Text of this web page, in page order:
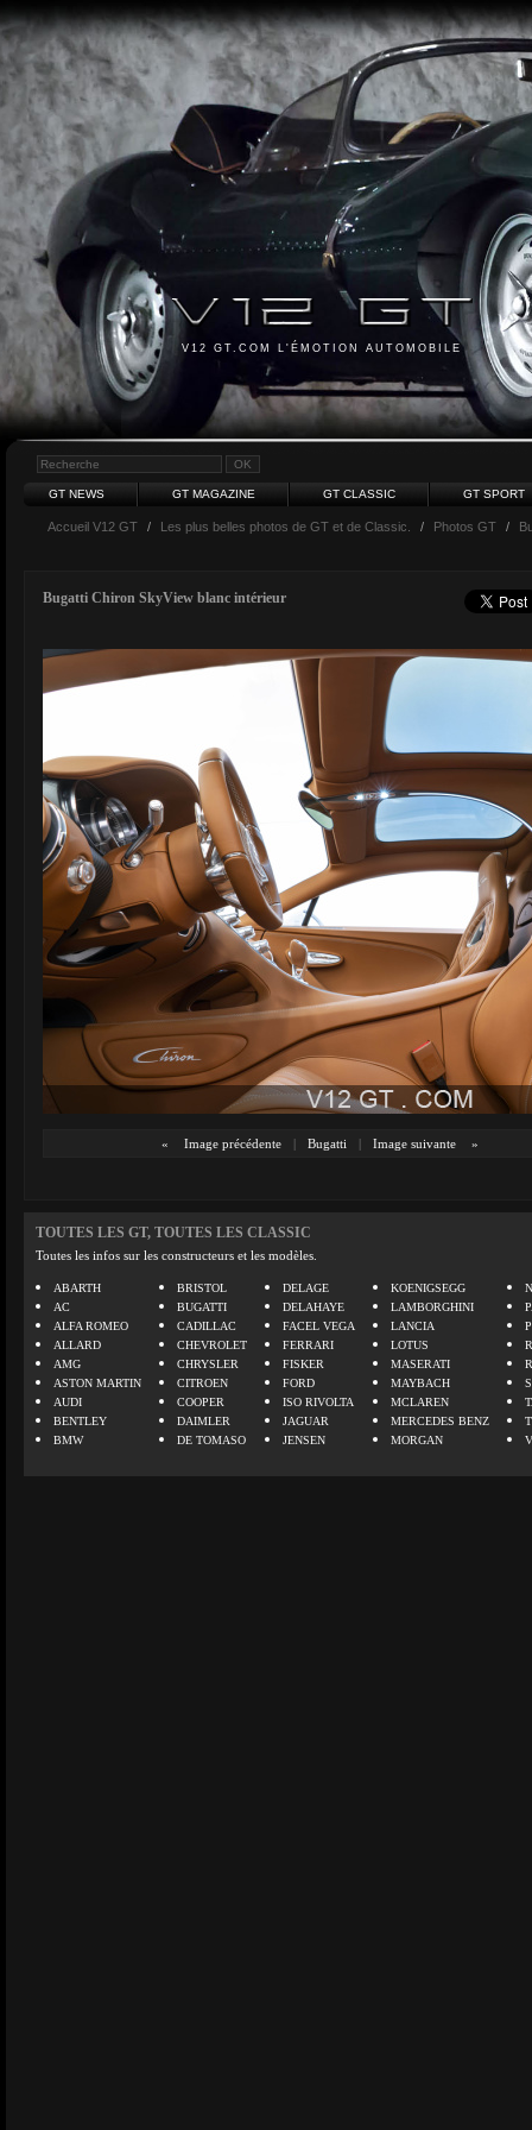
V12 GT.COM L'ÉMOTION AUTOMOBILE
GT NEWS GT MAGAZINE GT CLASSIC GT SPORT
Accueil V12 GT / Les plus belles photos de GT et de Classic. / Photos GT /
Bugatti Chiron SkyView blanc intérieur
« Image précédente | Bugatti | Image suivante »
TOUTES LES GT, TOUTES LES CLASSIC
Toutes les infos sur les constructeurs et les modèles.
ABARTH
AC
ALFA ROMEO
ALLARD
AMG
ASTON MARTIN
AUDI
BENTLEY
BMW
BRISTOL
BUGATTI
CADILLAC
CHEVROLET
CHRYSLER
CITROEN
COOPER
DAIMLER
DE TOMASO
DELAGE
DELAHAYE
FACEL VEGA
FERRARI
FISKER
FORD
ISO RIVOLTA
JAGUAR
JENSEN
KOENIGSEGG
LAMBORGHINI
LANCIA
LOTUS
MASERATI
MAYBACH
MCLAREN
MERCEDES BENZ
MORGAN